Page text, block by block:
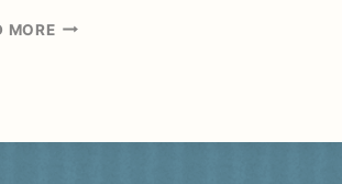
MOREARGOSTOLI,